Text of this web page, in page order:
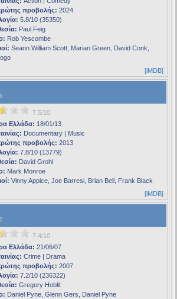
προβολής: 2024
5.8/10 (35350)
Paul Feig
Rob Yescombe
Seann William Scott, Marian Green, David Conk,
[iMDB]
7.5/10
Ελλάδα: 18/01/13
Documentary | Music
προβολής: 2013
7.8/10 (13779)
David Grohl
Mark Monroe
Vinny Appice, Joe Barresi, Brian Bell, Frank Black
[iMDB]
7.4/10
Ελλάδα: 21/06/07
Crime | Drama
προβολής: 2007
7.2/10 (236322)
Gregory Hoblit
Daniel Pyne, Glenn Gers, Daniel Pyne